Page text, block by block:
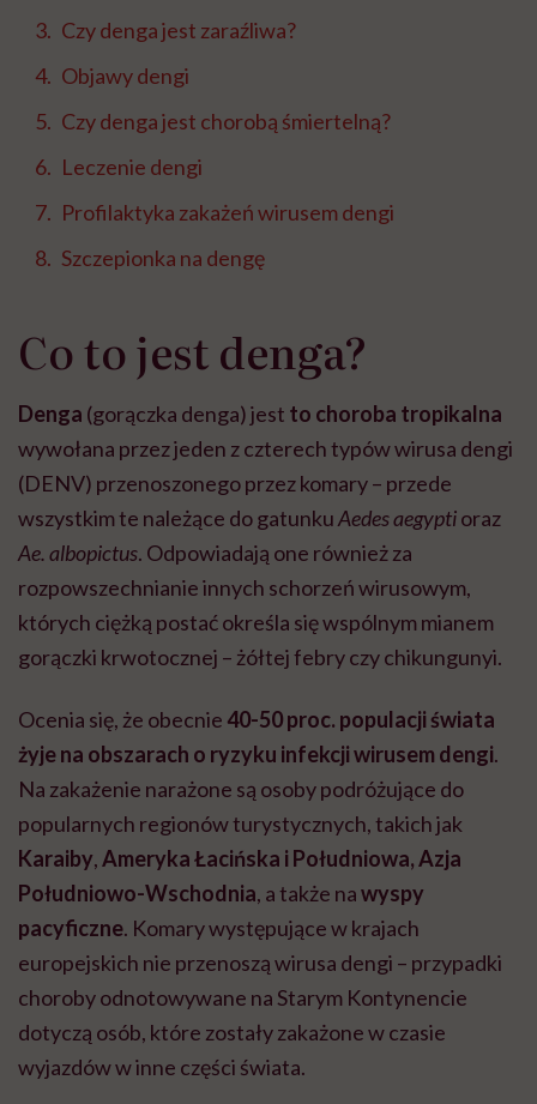
Czy denga jest zaraźliwa?
Objawy dengi
Czy denga jest chorobą śmiertelną?
Leczenie dengi
Profilaktyka zakażeń wirusem dengi
Szczepionka na dengę
Co to jest denga?
Denga (gorączka denga) jest to choroba tropikalna
wywołana przez jeden z czterech typów wirusa dengi
(DENV) przenoszonego przez komary – przede
wszystkim te należące do gatunkuAedes aegyptioraz
Ae. albopictus. Odpowiadają one również za
rozpowszechnianie innych schorzeń wirusowym,
których ciężką postać określa się wspólnym mianem
gorączki krwotocznej – żółtej febry czy chikungunyi.
Ocenia się, że obecnie 40-50 proc. populacji świata
żyje na obszarach o ryzyku infekcji wirusem dengi.
Na zakażenie narażone są osoby podróżujące do
popularnych regionów turystycznych, takich jak
Karaiby,Ameryka Łacińska i Południowa, Azja
Południowo-Wschodnia, a także nawyspy
pacyficzne. Komary występujące w krajach
europejskich nie przenoszą wirusa dengi – przypadki
choroby odnotowywane na Starym Kontynencie
dotyczą osób, które zostały zakażone w czasie
wyjazdów w inne części świata.